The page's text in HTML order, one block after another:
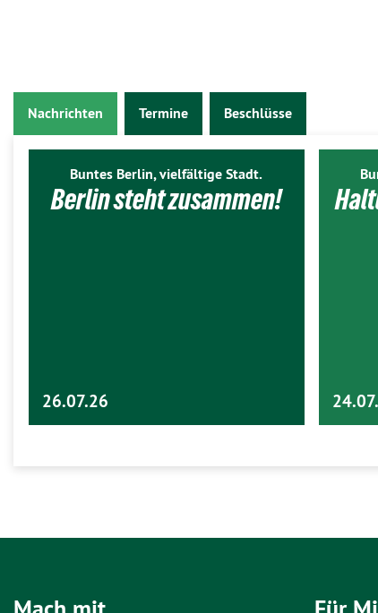
Nachrichten Termine Beschlüsse
Buntes Berlin, vielfältige Stadt.
Berlin steht zusammen!
26.07.26